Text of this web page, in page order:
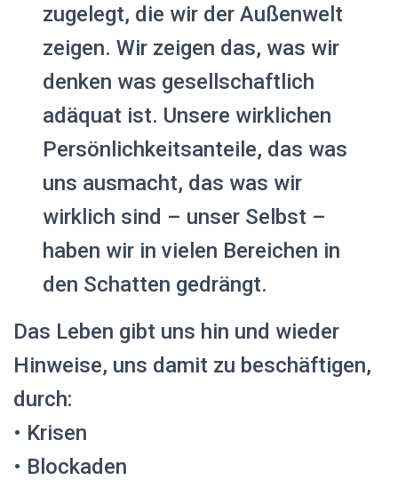
zugelegt, die wir der Außenwelt
zeigen. Wir zeigen das, was wir
denken was gesellschaftlich
adäquat ist. Unsere wirklichen
Persönlichkeitsanteile, das was
uns ausmacht, das was wir
wirklich sind – unser Selbst –
haben wir in vielen Bereichen in
den Schatten gedrängt.
Das Leben gibt uns hin und wieder
Hinweise, uns damit zu beschäftigen,
durch:
• Krisen
• Blockaden